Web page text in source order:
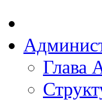
Глава